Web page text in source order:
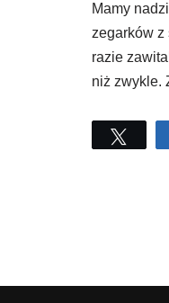
Mamy
zegarków z
razie
niż zwykle.